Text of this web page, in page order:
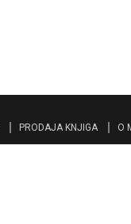
PRODAJA KNJIGA O